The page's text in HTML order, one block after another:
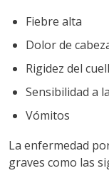
Fiebre alta
Dolor de
Rigidez del
Sensibilidad a
Vómitos
La enfermedad
graves como las